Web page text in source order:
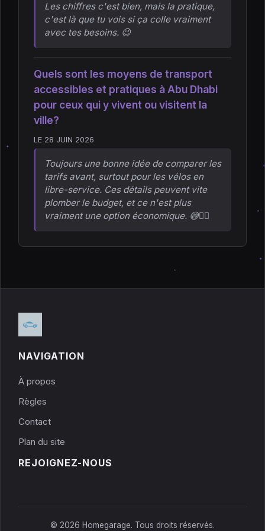
Les chiffres c'est bien, mais la pratique,
c'est là que tu vois si ça colle vraiment
avec tes besoins. 😉
Quels sont les moyens de transport
accessibles et pratiques à Abu Dhabi
pour ceux qui y vivent ou visitent la
ville?
LE 28 JUIN 2026
Toujours une bonne idée de comparer les
tarifs avant, surtout pour les vélos en
libre-service. Ces détails peuvent vite
plomber le budget, et ce n'est plus
vraiment une option économique. 😅🚴‍♀️
NAVIGATION
À propos
Règles
Contact
Plan du site
REJOIGNEZ-NOUS
© 2026 Homegarage. Tous droits réservés.